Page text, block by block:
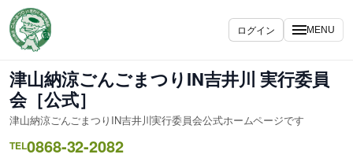
容
を
ス
キ
ッ
プ
ログイン MENU
津山納涼ごんごまつりIN吉井川 実行委員
会［公式］
津山納涼ごんごまつりIN吉井川実行委員会公式ホームページです
TEL0868-32-2082